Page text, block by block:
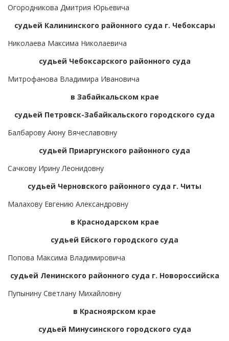
Огородникова Дмитрия Юрьевича
судьей Калининского районного суда г. Чебоксары
Николаева Максима Николаевича
судьей Чебоксарского районного суда
Митрофанова Владимира Ивановича
в Забайкальском крае
судьей Петровск-Забайкальского городского суда
Балбарову Аюну Вячеславовну
судьей Приаргунского районного суда
Сачкову Ирину Леонидовну
судьей Черновского районного суда г. Читы
Малахову Евгению Александровну
в Краснодарском крае
судьей Ейского городского суда
Попова Максима Владимировича
судьей Ленинского районного суда г. Новороссийска
Пупынину Светлану Михайловну
в Красноярском крае
судьей Минусинского городского суда